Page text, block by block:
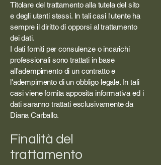
Titolare del trattamento alla tutela del sito
e degli utenti stessi. In tali casi l'utente ha
sempre il diritto di opporsi al trattamento
dei dati.
I dati forniti per consulenze o incarichi
professionali sono trattati in base
all'adempimento di un contratto e
l'adempimento di un obbligo legale. In tali
casi viene fornita apposita informativa ed i
dati saranno trattati esclusivamente da
Diana Carballo.
Finalità del
trattamento